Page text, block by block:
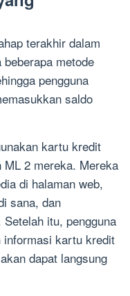
terakhir dalam
metode
pengguna
saldo
kartu kredit
2 mereka. Mereka
di halaman web,
sana, dan
itu, pengguna
informasi kartu kredit
dapat langsung